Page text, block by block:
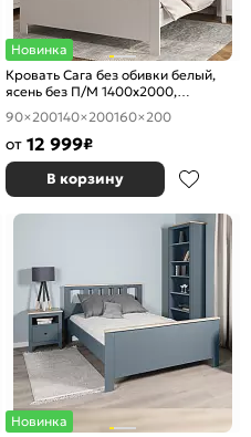
Новинка
Кровать Сага без обивки белый,
ясень без П/М 1400x2000,
ортопедическое основание,
изголовье жесткое
90×200140×200160×200
от 12 999₽
В корзину
Новинка